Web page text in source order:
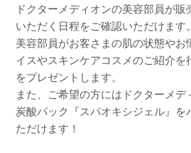
ドクターメディオンの美容部員が販
いただく日程をご確認いただけます。
美容部員がお客さまの肌の状態やお
イスやスキンケアコスメのご紹介を
をプレゼントします。
また、ご希望の方にはドクターメデ
炭酸パック『スパオキシジェル』を
ただけます！